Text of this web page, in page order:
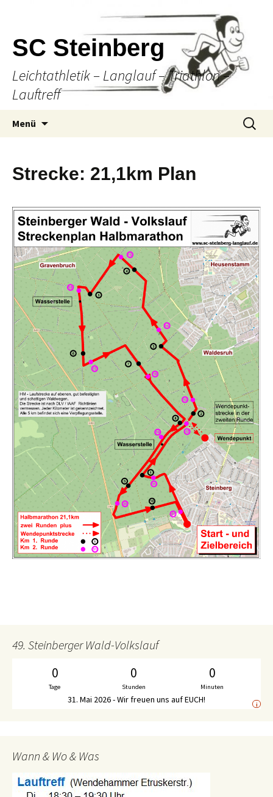
SC Steinberg
Leichtathletik – Langlauf – Triathlon –
Lauftreff
Menü
Suche
nach:
Strecke: 21,1km Plan
49. Steinberger Wald-Volkslauf
0
Tage
0
Stunden
0
Minuten
31. Mai 2026 - Wir freuen uns auf EUCH! i
Wann & Wo & Was